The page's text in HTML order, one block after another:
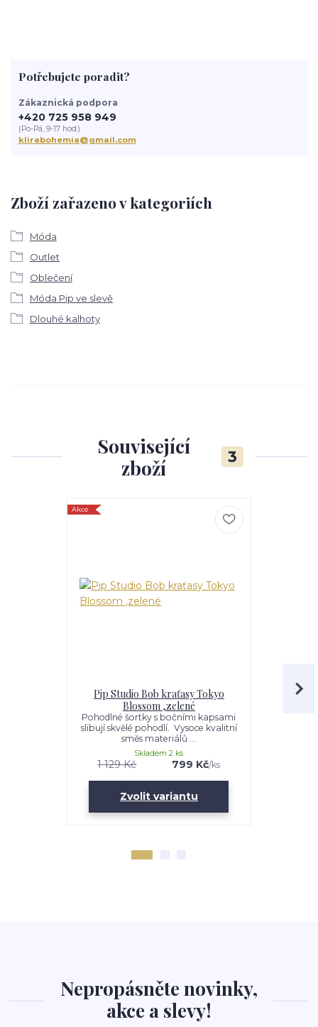
Zboží zařazeno v kategoriích
Móda
Outlet
Oblečení
Móda Pip ve slevě
Dlouhé kalhoty
Potřebujete poradit?
Zákaznická podpora
+420 725 958 949
(Po-Pá, 9-17 hod.)
klirabohemia@gmail.com
Související
zboží
3
Akce
Pip Studio Bob kraťasy Tokyo
Blossom ,zelené
Pohodlné šortky s bočními kapsami
slibují skvělé pohodlí. Vysoce kvalitní
směs materiálů ...
1 129 Kč 799 Kč/ks
Skladem 2 ks
Zvolit variantu
Pip
Nepropásněte novinky,
akce a slevy!